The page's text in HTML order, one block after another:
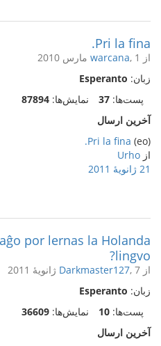
Pri la fina.
از warcana, 1 مارس 2010
زبان: Esperanto
پست‌ها: 37 نمایش‌ها: 87894
آخرین ارسال
(eo)
Pri la fina.
از Urho
21 ژانویهٔ 2011
por lernas la Holanda
lingvo?
از Darkmaster127, 7 ژانویهٔ 2011
زبان: Esperanto
پست‌ها: 10 نمایش‌ها: 36609
آخرین ارسال